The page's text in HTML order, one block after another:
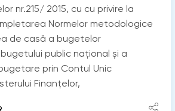
nr.215/ 2015, cu cu privire la
Normelor metodologice
de casă a bugetelor
public național și a
prin Contul Unic
Finanțelor,